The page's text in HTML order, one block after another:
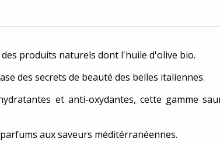
produits naturels dont l'huile d'olive bio.
des secrets de beauté des belles italiennes.
et anti-oxydantes, cette gamme
aux saveurs méditérranéennes.